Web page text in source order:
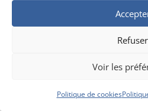
Refuser
Voir les
Politique de cookies
Le second pilote gère :
la navigation,